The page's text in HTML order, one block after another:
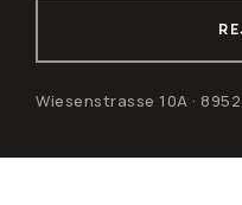
Wiesenstrasse 10A ·